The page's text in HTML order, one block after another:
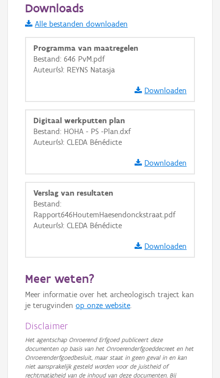
Informatie Vlaanderen
i
+ −
Basis Lagen
Ortho
GRB-Basiskaart
GRB-Basiskaart in grijswaarden
Downloads
Alle bestanden downloaden
Programma van maatregelen
Bestand: 646 PvM.pdf
Auteur(s): REYNS Natasja
Downloaden
Digitaal werkputten plan
Bestand: HOHA - PS -Plan.dxf
Auteur(s): CLEDA Bénédicte
Downloaden
Verslag van resultaten
Bestand:
Rapport646HoutemHaesendonckstraat.pdf
Auteur(s): CLEDA Bénédicte
Downloaden
Meer weten?
Meer informatie over het archeologisch traject kan
je terugvinden op onze website.
Disclaimer
Het agentschap Onroerend Erfgoed publiceert deze
documenten op basis van het Onroerenderfgoeddecreet en het
Onroerenderfgoedbesluit, maar staat in geen geval in en kan
niet aansprakelijk gesteld worden voor de juistheid of
rechtmatigheid van de inhoud van deze documenten. Bij